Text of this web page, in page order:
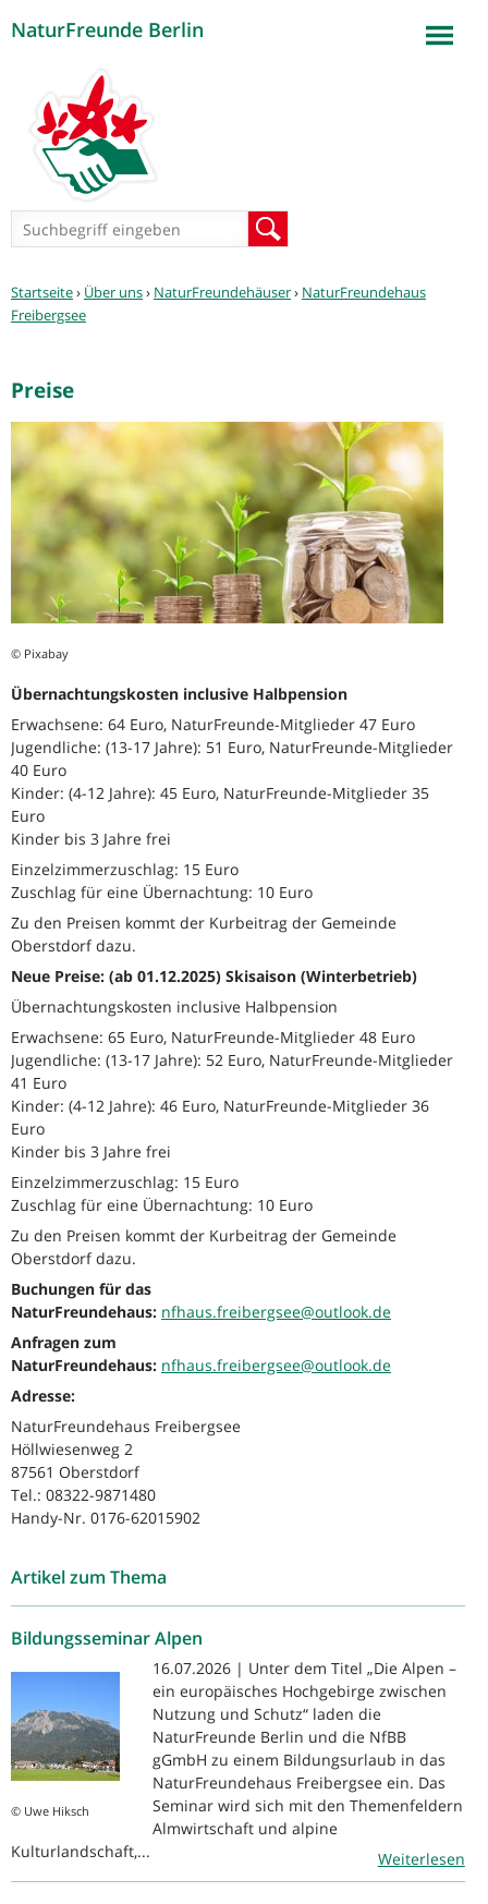
NaturFreunde Berlin
Suchformular
Sie
sind
Startseite› Über uns› NaturFreundehäuser› NaturFreundehaus
Freibergsee
Preise
© Pixabay
Übernachtungskosten inclusive Halbpension
Erwachsene: 64 Euro, NaturFreunde-Mitglieder 47 Euro
Jugendliche: (13-17 Jahre): 51 Euro, NaturFreunde-Mitglieder
40 Euro
Kinder: (4-12 Jahre): 45 Euro, NaturFreunde-Mitglieder 35
Euro
Kinder bis 3 Jahre frei
Einzelzimmerzuschlag: 15 Euro
Zuschlag für eine Übernachtung: 10 Euro
Zu den Preisen kommt der Kurbeitrag der Gemeinde
Oberstdorf dazu.
Neue Preise: (ab 01.12.2025) Skisaison (Winterbetrieb)
Übernachtungskosten inclusive Halbpension
Erwachsene: 65 Euro, NaturFreunde-Mitglieder 48 Euro
Jugendliche: (13-17 Jahre): 52 Euro, NaturFreunde-Mitglieder
41 Euro
Kinder: (4-12 Jahre): 46 Euro, NaturFreunde-Mitglieder 36
Euro
Kinder bis 3 Jahre frei
Einzelzimmerzuschlag: 15 Euro
Zuschlag für eine Übernachtung: 10 Euro
Zu den Preisen kommt der Kurbeitrag der Gemeinde
Oberstdorf dazu.
Buchungen für das
NaturFreundehaus: nfhaus.freibergsee@outlook.de
Anfragen zum
NaturFreundehaus: nfhaus.freibergsee@outlook.de
Adresse:
NaturFreundehaus Freibergsee
Höllwiesenweg 2
87561 Oberstdorf
Tel.: 08322-9871480
Handy-Nr. 0176-62015902
Artikel zum Thema
Bildungsseminar Alpen
© Uwe Hiksch
16.07.2026 | Unter dem Titel „Die Alpen –
ein europäisches Hochgebirge zwischen
Nutzung und Schutz“ laden die
NaturFreunde Berlin und die NfBB
gGmbH zu einem Bildungsurlaub in das
NaturFreundehaus Freibergsee ein. Das
Seminar wird sich mit den Themenfeldern
Almwirtschaft und alpine
Kulturlandschaft,...
Weiterlesen